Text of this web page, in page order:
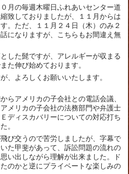
月の毎週木曜日ふれあいセンター道
致しておりましたが、１１月からは
。ただ、１１月２４日（木）のみ２
になりますが、こちらもお間違え無
した髭ですが、アレルギーが収まる
た伸び始めております。
、よろしくお願いいたします。
らアメリカの子会社との電話会議、
メリカの子会社の法務部門や弁護士
ディスカバリーについての対応打ち
。
び交うので苦労しましたが、字幕で
た甲斐があって、訴訟問題の流れの
い出しながら理解が出来ました。ド
のかと逆にプライベートな楽しみの